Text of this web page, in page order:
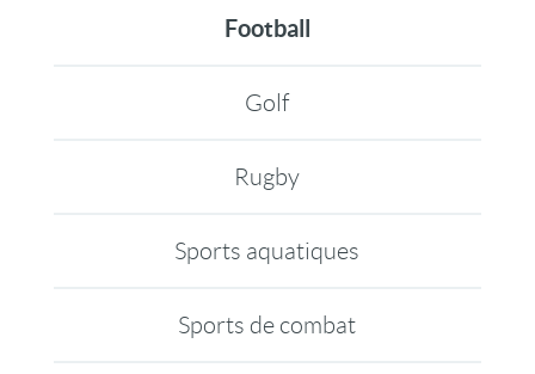
Football
Golf
Rugby
Sports aquatiques
Sports de combat